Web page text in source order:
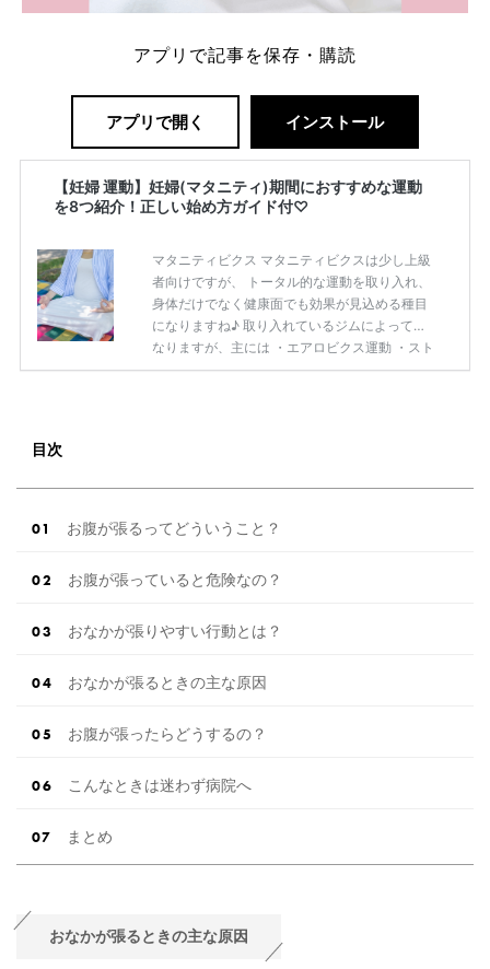
アプリで記事を保存・購読
アプリで開く インストール
【妊婦 運動】妊婦(マタニティ)期間におすすめな運動
を8つ紹介！正しい始め方ガイド付♡
マタニティビクス マタニティビクスは少し上級
者向けですが、 トータル的な運動を取り入れ、
身体だけでなく健康面でも効果が見込める種目
になりますね♪ 取り入れているジムによって異
なりますが、主には ・エアロビクス運動 ・スト
レッチ ・エクササイズ ・スロートレーニング
ツイと感じるかもしれませんが、 出産の時まで
目次
お腹が張るってどういうこと？
お腹が張っていると危険なの？
おなかが張りやすい行動とは？
おなかが張るときの主な原因
お腹が張ったらどうするの？
こんなときは迷わず病院へ
まとめ
おなかが張るときの主な原因